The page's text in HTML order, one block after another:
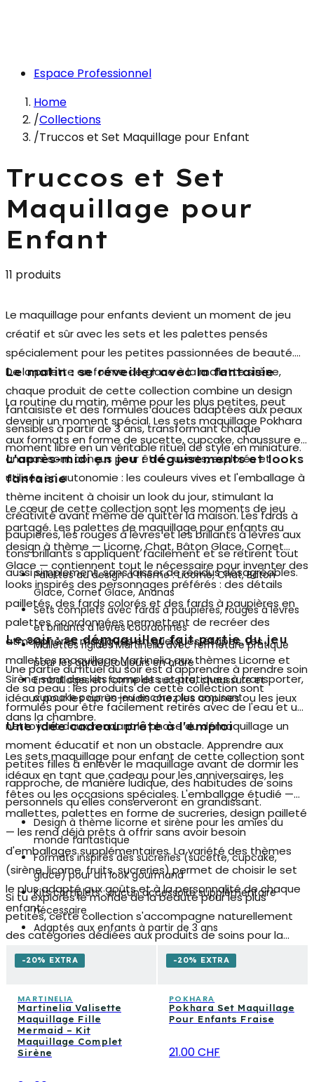
Espace Professionnel
Home
/Collections
/Truccos et Set Maquillage pour Enfant
Truccos et Set
Maquillage pour
Enfant
11 produits
Le maquillage pour enfants devient un moment de jeu
créatif et sûr avec les sets et les palettes pensés
spécialement pour les petites passionnées de beauté.
De la palette en forme de glace à la mallette sirène,
chaque produit de cette collection combine un design
fantaisiste et des formules douces adaptées aux peaux
sensibles à partir de 3 ans, transformant chaque
moment libre en un véritable rituel de style en miniature.
Le matin : se réveiller avec la fantaisie
La routine du matin, même pour les plus petites, peut
devenir un moment spécial. Les sets maquillage Pokhara
aux formats en forme de sucette, cupcake, chaussure et
ananas sont conçus pour être ouverts, explorés et
utilisés en autonomie : les couleurs vives et l'emballage à
thème incitent à choisir un look du jour, stimulant la
créativité avant même de quitter la maison. Les fards à
paupières, les rouges à lèvres et les brillants à lèvres aux
tons brillants s'appliquent facilement et se retirent tout
aussi simplement, sans laisser de résidus désagréables.
L'après-midi en jeu : déguisements et looks
fantaisie
Le cœur de cette collection sont les moments de jeu
partagé. Les palettes de maquillage pour enfants au
design à thème — Licorne, Chat, Bâton Glace, Cornet
Glace — contiennent tout le nécessaire pour inventer des
looks inspirés des personnages préférés : des détails
pailletés, des fards colorés et des fards à paupières en
palettes coordonnées permettent de recréer des
atmosphères magiques en quelques étapes. Les
mallettes maquillage Martinelia aux thèmes Licorne et
Sirène sont des kits complets et pratiques à transporter,
idéaux pour les après-midis chez les copines ou les jeux
dans la chambre.
Palettes au design à thème : Licorne, Chat, Bâton
Glace, Cornet Glace, Ananas
Sets complets avec fards à paupières, rouges à lèvres
et brillants à lèvres coordonnés
Mallettes rigides Martinelia avec fermeture pratique
pour les garder toujours en ordre
Emballages en forme de sucette, chaussure et
cupcake pour un jeu encore plus amusant
Le soir : se démaquiller fait partie du jeu
Une partie du rituel du soir est d'apprendre à prendre soin
de sa peau : les produits de cette collection sont
formulés pour être facilement retirés avec de l'eau et un
nettoyant doux, rendant la phase du démaquillage un
moment éducatif et non un obstacle. Apprendre aux
petites filles à enlever le maquillage avant de dormir les
rapproche, de manière ludique, des habitudes de soins
personnels qu'elles conserveront en grandissant.
Une idée cadeau prête à l'emploi
Lessets maquillage pour enfant de cette collection sont
idéaux en tant que cadeau pour les anniversaires, les
fêtes ou les occasions spéciales. L'emballage étudié —
mallettes, palettes en forme de sucreries, design pailleté
— les rend déjà prêts à offrir sans avoir besoin
d'emballages supplémentaires. La variété des thèmes
(sirène, licorne, fruits, sucreries) permet de choisir le set
le plus adapté aux goûts et à la personnalité de chaque
enfant.
Design à thème licorne et sirène pour les amies du
monde fantastique
Formats inspirés des sucreries (sucette, cupcake,
glace) pour un look gourmand
Kits complets : aucun accessoire supplémentaire
nécessaire
Adaptés aux enfants à partir de 3 ans
Si tu explores le monde de la beauté pour les plus
petites, cette collection s'accompagne naturellement
des catégories dédiées aux produits de soins pour la
peau délicate des enfants, aux petits parfums et aux
du jeu, de la sécurité et de la fantaisie.
-20% EXTRA
MARTINELIA
Martinelia Valisette
Maquillage Fille
Mermaid – Kit
Maquillage Complet
Sirène
-20% EXTRA
POKHARA
Pokhara Set Maquillage
Pour Enfants Fraise
21.00 CHF